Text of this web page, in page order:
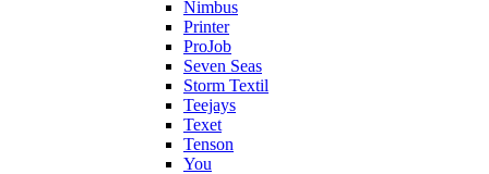
Nimbus
Printer
ProJob
Seven Seas
Storm Textil
Teejays
Texet
Tenson
You